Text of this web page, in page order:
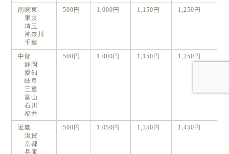
南関東
東京
埼玉
神奈川
千葉
500円 1,000円 1,150円 1,250円
中部
静岡
愛知
岐阜
三重
富山
石川
福井
500円 1,000円 1,150円 1,250円
近畿
滋賀
京都
兵庫
500円 1,050円 1,350円 1,450円
最新月撮影会アルバム
取扱商品一覧
日用雑貨＆文具
マグカップ
クリアファイル
眼鏡ケース
インテリア雑貨